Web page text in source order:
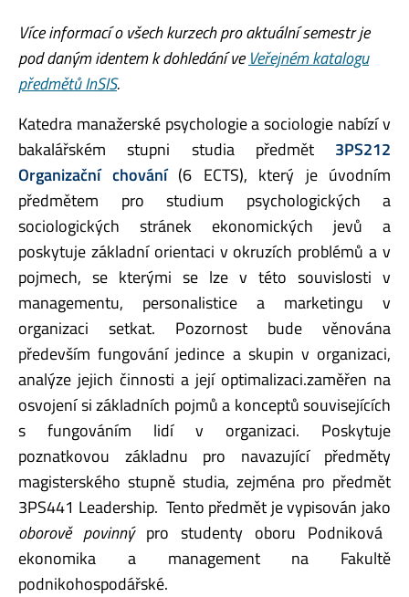
Více informací o všech kurzech pro aktuální semestr je
pod daným identem k dohledání ve Veřejném katalogu
předmětů InSIS.
Katedra manažerské psychologie a sociologie nabízí v
bakalářském stupni studia předmět 3PS212
Organizační chování (6 ECTS), který je úvodním
předmětem pro studium psychologických a
sociologických stránek ekonomických jevů a
poskytuje základní orientaci v okruzích problémů a v
pojmech, se kterými se lze v této souvislosti v
managementu, personalistice a marketingu v
organizaci setkat. Pozornost bude věnována
především fungování jedince a skupin v organizaci,
analýze jejich činnosti a její optimalizaci.zaměřen na
osvojení si základních pojmů a konceptů souvisejících
s fungováním lidí v organizaci. Poskytuje
poznatkovou základnu pro navazující předměty
magisterského stupně studia, zejména pro předmět
3PS441 Leadership. Tento předmět je vypisován jako
oborově povinnýpro studenty oboru Podniková
ekonomika a management na Fakultě
podnikohospodářské.